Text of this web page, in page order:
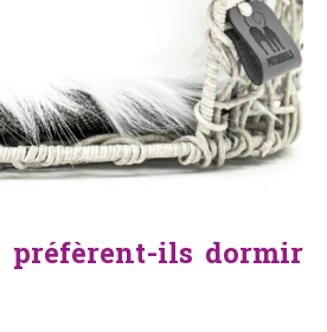
préfèrent-ils dormir